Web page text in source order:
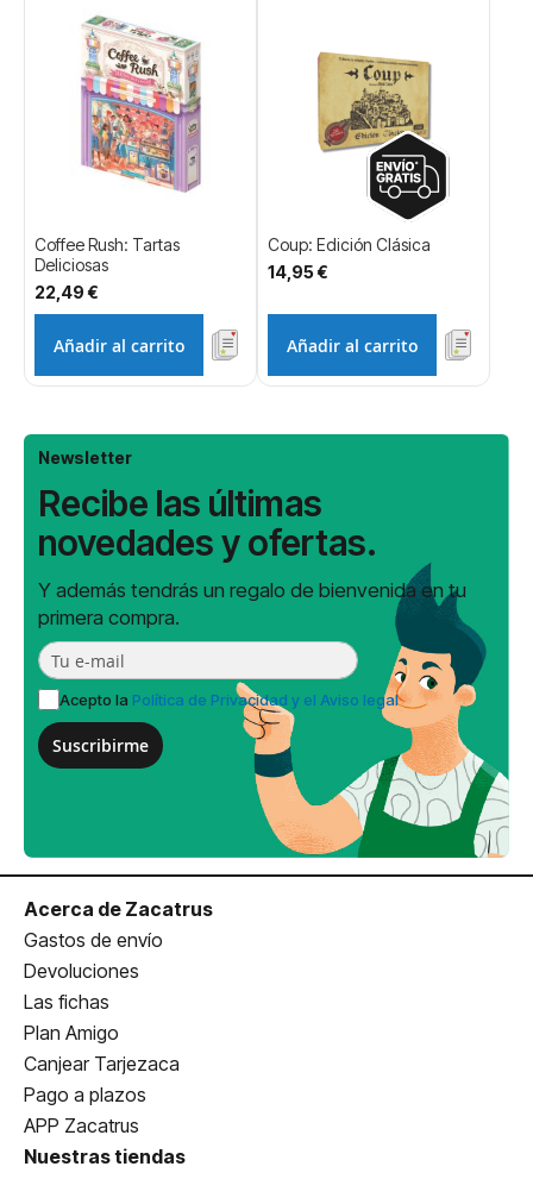
Coffee Rush: Tartas
Deliciosas
22,49 €
Añadir al carrito
Coup: Edición Clásica
14,95 €
Añadir al carrito
Newsletter
Recibe las últimas
novedades y ofertas.
Y además tendrás un regalo de bienvenida en tu
primera compra.
Acepto la Política de Privacidad y el Aviso legal
Suscribirme
Acerca de Zacatrus
Gastos de envío
Devoluciones
Las fichas
Plan Amigo
Canjear Tarjezaca
Pago a plazos
APP Zacatrus
Nuestras tiendas